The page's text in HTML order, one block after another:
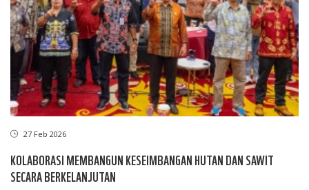
27 Feb 2026
KOLABORASI MEMBANGUN KESEIMBANGAN HUTAN DAN SAWIT
SECARA BERKELANJUTAN